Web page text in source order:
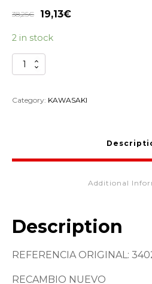
38,25€ 19,13€
2 in stock
ESTRIBO
DELANTERO
KAWASAKI
Category: KAWASAKI
Additional
Description
REFERENCIA ORIGINAL:
RECAMBIO NUEVO